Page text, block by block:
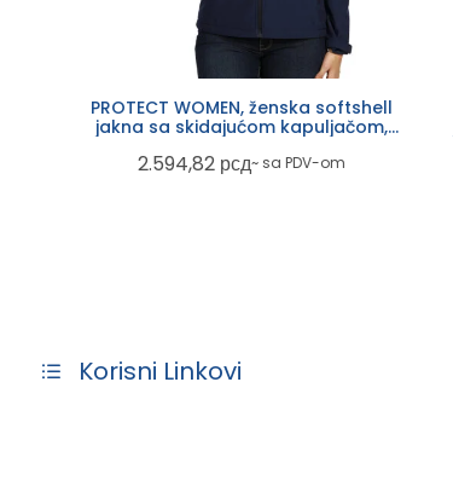
PROTECT WOMEN, ženska softshell
jakna sa skidajućom kapuljačom,
2.594,82 рсд~ sa PDV-om
Korisni Linkovi